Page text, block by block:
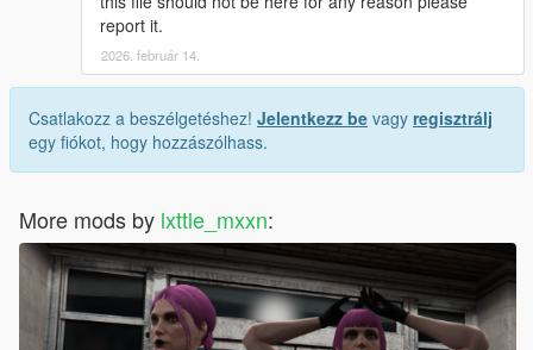
report it.
2026. február 14.
Csatlakozz a beszélgetéshez! Jelentkezz be vagy regisztrálj
egy fiókot, hogy hozzászólhass.
More mods by lxttle_mxxn: